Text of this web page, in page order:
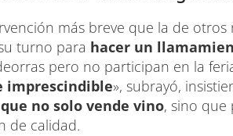
más breve que la de
turno para hacer un
pero no participan en la
imprescindible», subrayó,
no solo vende vino, sino que
de calidad.